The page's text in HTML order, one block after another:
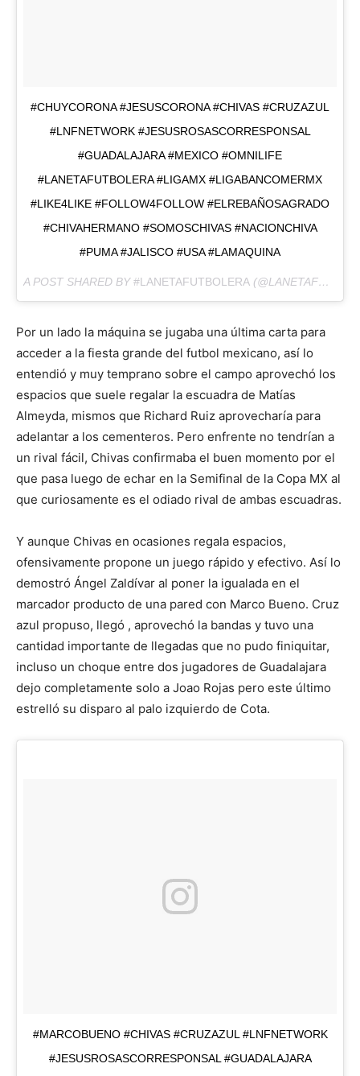
#CHUYCORONA #JESUSCORONA #CHIVAS #CRUZAZUL
#LNFNETWORK #JESUSROSASCORRESPONSAL
#GUADALAJARA #MEXICO #OMNILIFE
#LANETAFUTBOLERA #LIGAMX #LIGABANCOMERMX
#LIKE4LIKE #FOLLOW4FOLLOW #ELREBAÑOSAGRADO
#CHIVAHERMANO #SOMOSCHIVAS #NACIONCHIVA
#PUMA #JALISCO #USA #LAMAQUINA
A POST SHARED BY#LANETAFUTBOLERA (@LANETAFUTBOLERA) ON
Por un lado la máquina se jugaba una última carta para
acceder a la fiesta grande del futbol mexicano, así lo
entendió y muy temprano sobre el campo aprovechó los
espacios que suele regalar la escuadra de Matías
Almeyda, mismos que Richard Ruiz aprovecharía para
adelantar a los cementeros. Pero enfrente no tendrían a
un rival fácil, Chivas confirmaba el buen momento por el
que pasa luego de echar en la Semifinal de la Copa MX al
que curiosamente es el odiado rival de ambas escuadras.
Y aunque Chivas en ocasiones regala espacios,
ofensivamente propone un juego rápido y efectivo. Así lo
demostró Ángel Zaldívar al poner la igualada en el
marcador producto de una pared con Marco Bueno. Cruz
azul propuso, llegó , aprovechó la bandas y tuvo una
cantidad importante de llegadas que no pudo finiquitar,
incluso un choque entre dos jugadores de Guadalajara
dejo completamente solo a Joao Rojas pero este último
estrelló su disparo al palo izquierdo de Cota.
#MARCOBUENO #CHIVAS #CRUZAZUL #LNFNETWORK
#JESUSROSASCORRESPONSAL #GUADALAJARA